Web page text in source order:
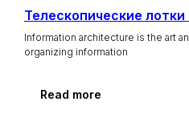
Телескопические лотки
Information architecture is the art
organizing information
Read more